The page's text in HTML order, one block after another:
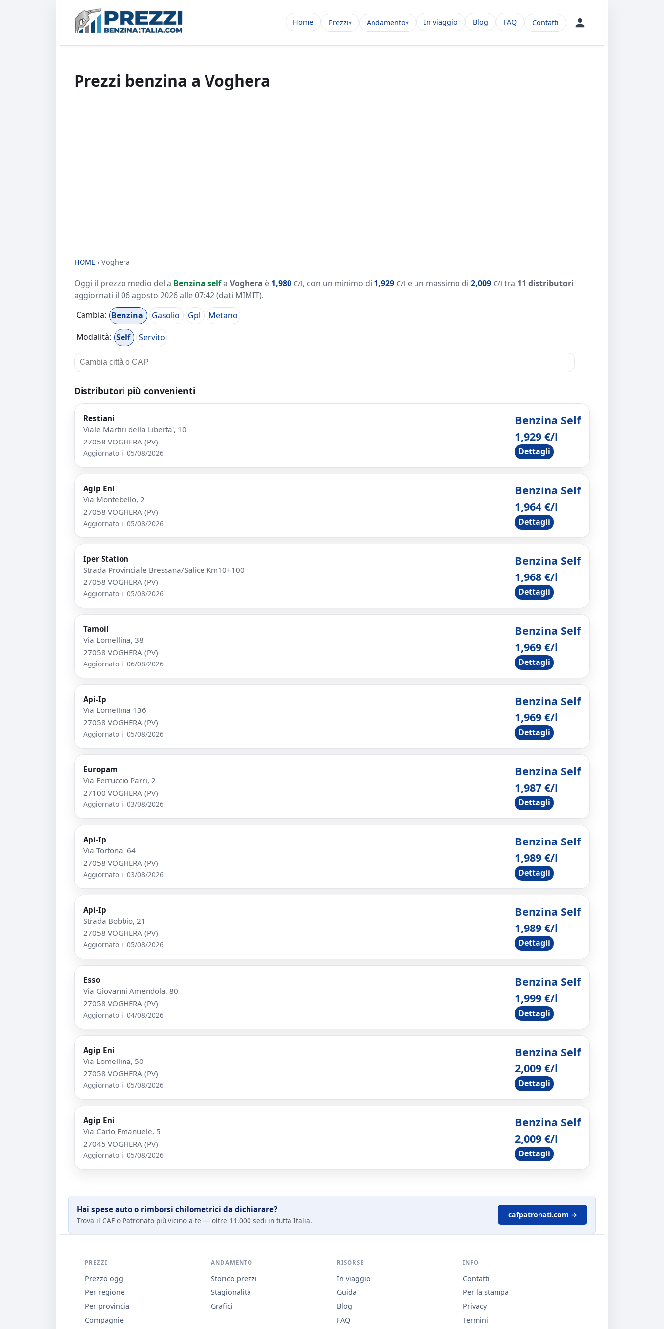
Home Prezzi Andamento In viaggio Blog FAQ Contatti
Prezzi benzina a Voghera
HOME › Voghera
Oggi il prezzo medio della Benzina selfa Voghera è 1,980 €/l, con un minimo di 1,929 €/l e un massimo di 2,009 €/l tra 11 distributori
aggiornati il 06 agosto 2026 alle 07:42(dati MIMIT).
Cambia: Benzina Gasolio Gpl
Metano
Modalità: Self Servito
Distributori più convenienti
Restiani
Viale Martiri della Liberta', 10
27058 VOGHERA (PV)
Aggiornato il 05/08/2026
Benzina Self
1,929 €/l
Dettagli
Agip Eni
Via Montebello, 2
27058 VOGHERA (PV)
Aggiornato il 05/08/2026
Benzina Self
1,964 €/l
Dettagli
Iper Station
Strada Provinciale Bressana/Salice Km10+100
27058 VOGHERA (PV)
Aggiornato il 05/08/2026
Benzina Self
1,968 €/l
Dettagli
Tamoil
Via Lomellina, 38
27058 VOGHERA (PV)
Aggiornato il 06/08/2026
Benzina Self
1,969 €/l
Dettagli
Api-Ip
Via Lomellina 136
27058 VOGHERA (PV)
Aggiornato il 05/08/2026
Benzina Self
1,969 €/l
Dettagli
Europam
Via Ferruccio Parri, 2
27100 VOGHERA (PV)
Aggiornato il 03/08/2026
Benzina Self
1,987 €/l
Dettagli
Api-Ip
Via Tortona, 64
27058 VOGHERA (PV)
Aggiornato il 03/08/2026
Benzina Self
1,989 €/l
Dettagli
Api-Ip
Strada Bobbio, 21
27058 VOGHERA (PV)
Aggiornato il 05/08/2026
Benzina Self
1,989 €/l
Dettagli
Esso
Via Giovanni Amendola, 80
27058 VOGHERA (PV)
Aggiornato il 04/08/2026
Benzina Self
1,999 €/l
Dettagli
Agip Eni
Via Lomellina, 50
27058 VOGHERA (PV)
Aggiornato il 05/08/2026
Benzina Self
2,009 €/l
Dettagli
Agip Eni
Via Carlo Emanuele, 5
27045 VOGHERA (PV)
Aggiornato il 05/08/2026
Benzina Self
2,009 €/l
Dettagli
Hai spese auto o rimborsi chilometrici da dichiarare?
Trova il CAF o Patronato più vicino a te — oltre 11.000 sedi in tutta Italia.
cafpatronati.com →
PREZZI
Prezzo oggi
Per regione
Per provincia
Compagnie
ANDAMENTO
Storico prezzi
Stagionalità
Grafici
RISORSE
In viaggio
Guida
Blog
FAQ
INFO
Contatti
Per la stampa
Privacy
Termini